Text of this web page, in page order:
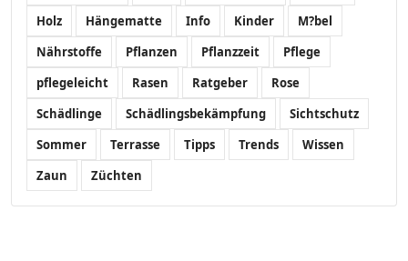
Holz
Hängematte Info Kinder
M?bel
Nährstoffe
Pflanzen Pflanzzeit
Pflege
pflegeleicht
Rasen Ratgeber
Rose
Schädlinge
Schädlingsbekämpfung
Sichtschutz
Sommer
Terrasse Tipps Trends
Wissen
Zaun
Züchten